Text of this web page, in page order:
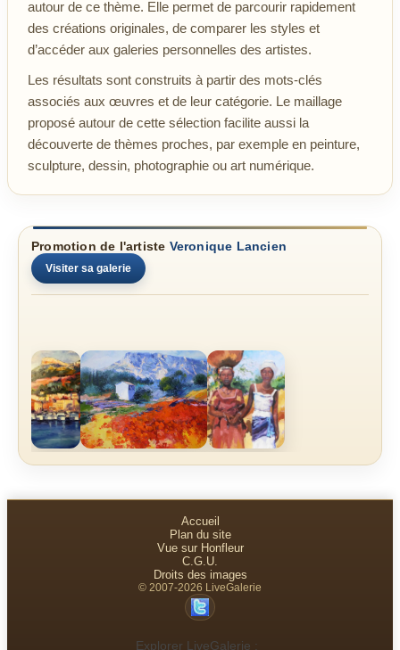
autour de ce thème. Elle permet de parcourir rapidement
des créations originales, de comparer les styles et
d’accéder aux galeries personnelles des artistes.
Les résultats sont construits à partir des mots-clés
associés aux œuvres et de leur catégorie. Le maillage
proposé autour de cette sélection facilite aussi la
découverte de thèmes proches, par exemple en peinture,
sculpture, dessin, photographie ou art numérique.
Promotion de l'artiste Veronique Lancien
Visiter sa galerie
Accueil
Plan du site
Vue sur Honfleur
C.G.U.
Droits des images
© 2007-2026 LiveGalerie
Explorer LiveGalerie :